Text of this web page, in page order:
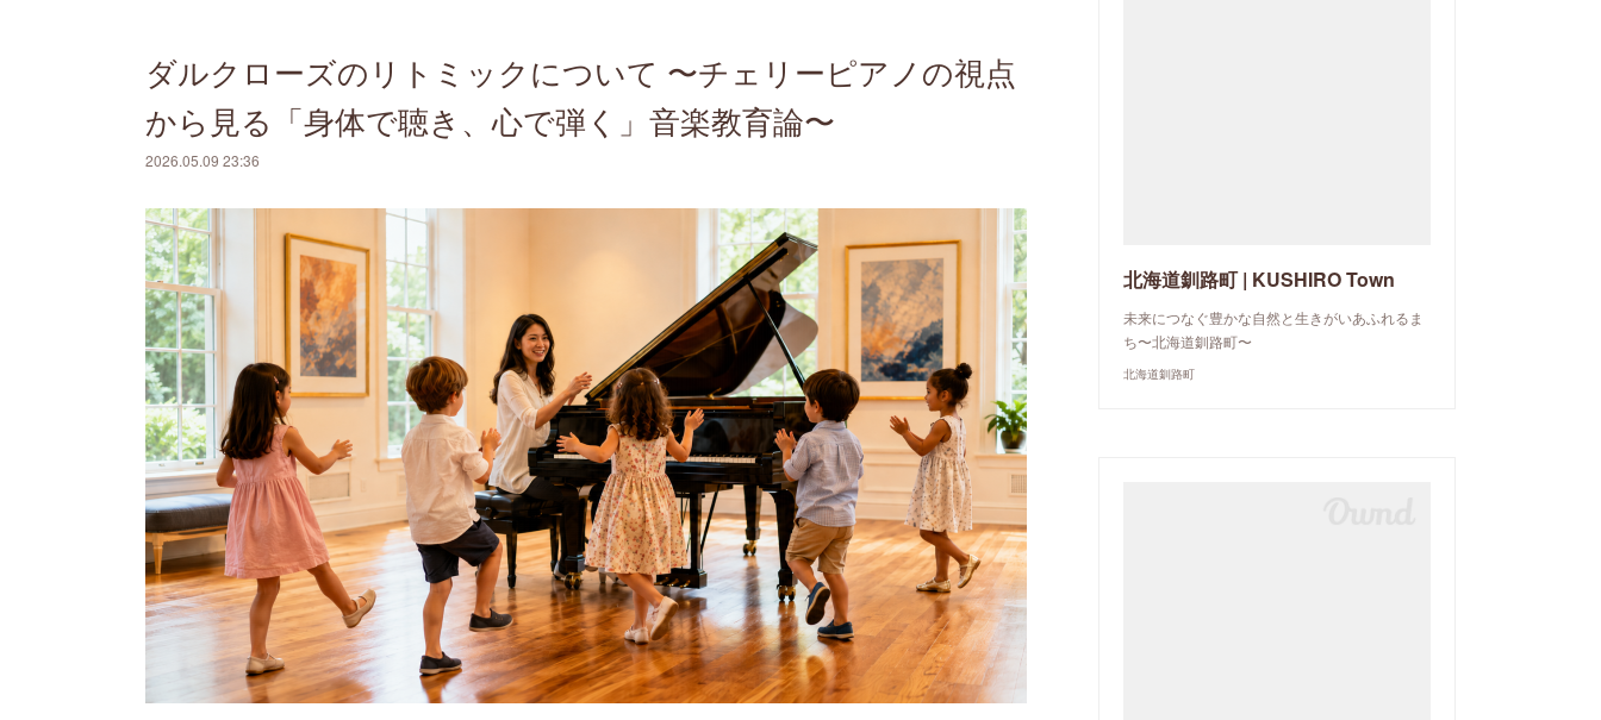
ダルクローズのリトミックについて 〜チェリーピアノの視点
から見る「身体で聴き、心で弾く」音楽教育論〜
2026.05.09 23:36
北海道釧路町 | KUSHIRO Town
未来につなぐ豊かな自然と生きがいあふれるま
ち〜北海道釧路町〜
北海道釧路町